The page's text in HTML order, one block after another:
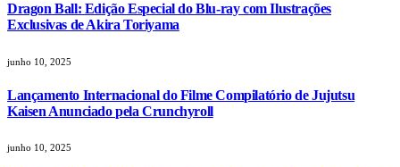
Dragon Ball: Edição Especial do Blu-ray com Ilustrações
Exclusivas de Akira Toriyama
junho 10, 2025
Lançamento Internacional do Filme Compilatório de Jujutsu
Kaisen Anunciado pela Crunchyroll
junho 10, 2025